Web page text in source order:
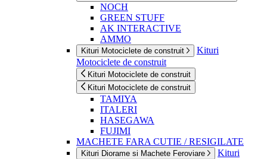
NOCH
GREEN STUFF
AK INTERACTIVE
AMMO
Kituri Motociclete de construit
Kituri
Motociclete de construit
Kituri Motociclete de construit
Kituri Motociclete de construit
TAMIYA
ITALERI
HASEGAWA
FUJIMI
MACHETE FARA CUTIE / RESIGILATE
Kituri Diorame si Machete Feroviare
Kituri